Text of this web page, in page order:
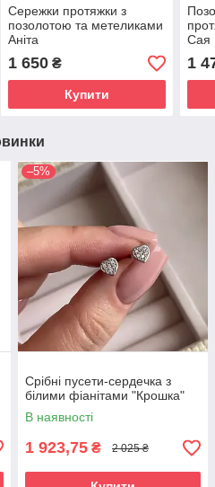
Сережки протяжки з
позолотою та метеликами
Аніта
1 650₴
Купити
Сая
1
–5%
Срібні пусети-сердечка з
білими фіанітами "Крошка"
В наявності
1 923,75 ₴ 2 025 ₴